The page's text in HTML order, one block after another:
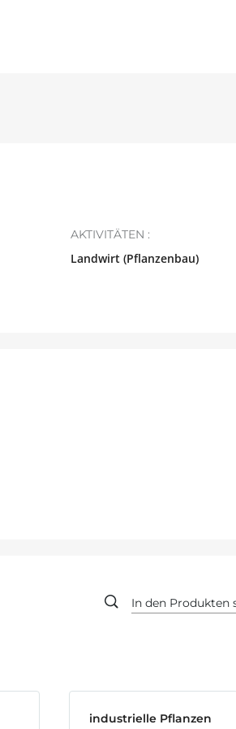
AKTIVITÄTEN :
Landwirt (Pflanzenbau)
industrielle Pflanzen